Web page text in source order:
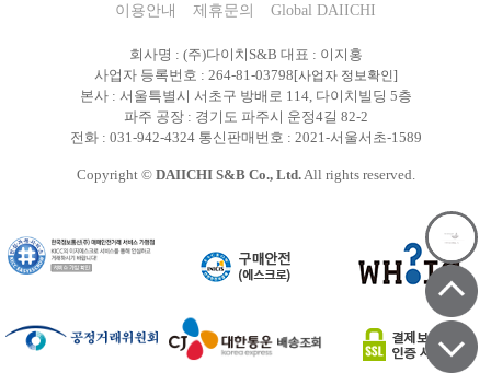
이용안내
제휴문의 Global DAIICHI
회사명 : (주)다이치S&B 대표 : 이지홍
사업자 등록번호 : 264-81-03798[사업자 정보확인]
본사 : 서울특별시 서초구 방배로 114, 다이치빌딩 5층
파주 공장 : 경기도 파주시 운정4길 82-2
전화 : 031-942-4324 통신판매번호 : 2021-서울서초-1589
Copyright © DAIICHI S&B Co., Ltd.All rights reserved.